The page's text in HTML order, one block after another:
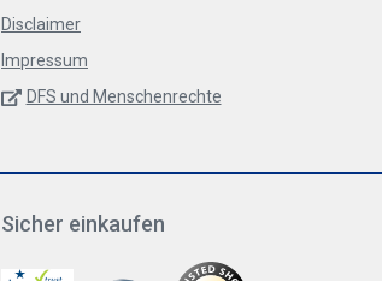
Disclaimer
Impressum
DFS und Menschenrechte
Sicher einkaufen